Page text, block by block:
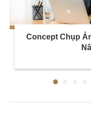
Concept Chụp